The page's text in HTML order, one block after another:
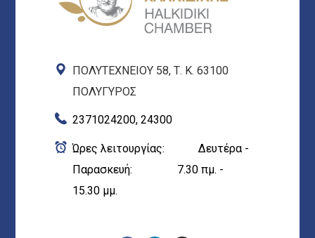
ΠΟΛΥΤΕΧΝΕΙΟΥ 58, Τ. Κ. 63100
ΠΟΛΥΓΥΡΟΣ
2371024200, 24300
Ώρες λειτουργίας: Δευτέρα -
Παρασκευή: 7.30 πμ. -
15.30 μμ.